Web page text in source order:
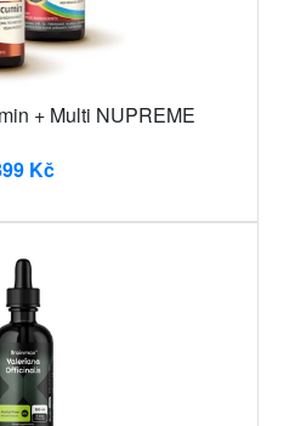
+ Multi NUPREME
Kč